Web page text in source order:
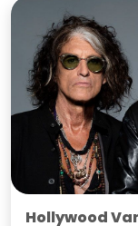
Hollywood